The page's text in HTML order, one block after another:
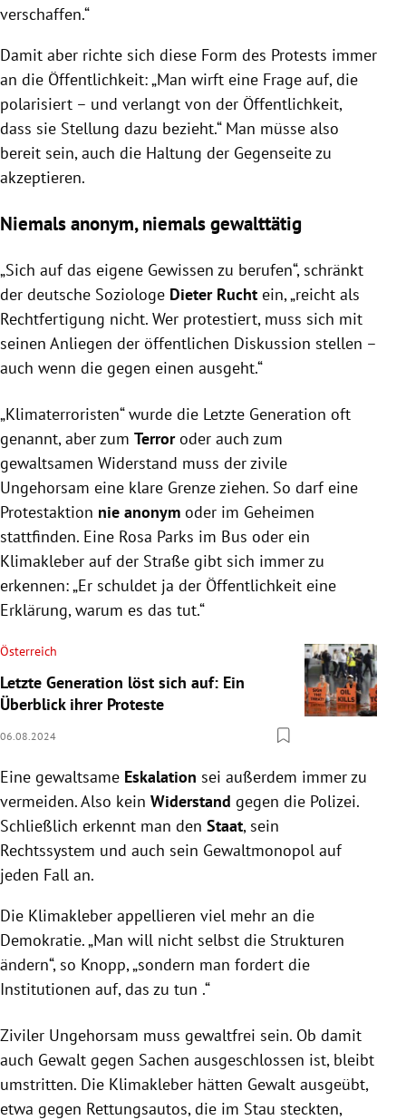
verschaffen.“
Damit aber richte sich diese Form des Protests immer
an die Öffentlichkeit: „Man wirft eine Frage auf, die
polarisiert – und verlangt von der Öffentlichkeit,
dass sie Stellung dazu bezieht.“ Man müsse also
bereit sein, auch die Haltung der Gegenseite zu
akzeptieren.
Niemals anonym, niemals gewalttätig
„Sich auf das eigene Gewissen zu berufen“, schränkt
der deutsche Soziologe Dieter Rucht ein, „reicht als
Rechtfertigung nicht. Wer protestiert, muss sich mit
seinen Anliegen der öffentlichen Diskussion stellen –
auch wenn die gegen einen ausgeht.“
„Klimaterroristen“ wurde die Letzte Generation oft
genannt, aber zum Terroroder auch zum
gewaltsamen Widerstand muss der zivile
Ungehorsam eine klare Grenze ziehen. So darf eine
Protestaktion nie anonym oder im Geheimen
stattfinden. Eine Rosa Parks im Bus oder ein
Klimakleber auf der Straße gibt sich immer zu
erkennen: „Er schuldet ja der Öffentlichkeit eine
Erklärung, warum es das tut.“
Österreich
Letzte Generation löst sich auf: Ein
Überblick ihrer Proteste
06.08.2024
Eine gewaltsame Eskalation sei außerdem immer zu
vermeiden. Also kein Widerstand gegen die Polizei.
Schließlich erkennt man den Staat, sein
Rechtssystem und auch sein Gewaltmonopol auf
jeden Fall an.
Die Klimakleber appellieren viel mehr an die
Demokratie. „Man will nicht selbst die Strukturen
ändern“, so Knopp, „sondern man fordert die
Institutionen auf, das zu tun .“
Ziviler Ungehorsam muss gewaltfrei sein. Ob damit
auch Gewalt gegen Sachen ausgeschlossen ist, bleibt
umstritten. Die Klimakleber hätten Gewalt ausgeübt,
etwa gegen Rettungsautos, die im Stau steckten,